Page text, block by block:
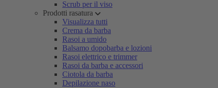
Scrub per il viso
Prodotti rasatura
Visualizza tutti
Crema da barba
Rasoi a umido
Balsamo dopobarba e lozioni
Rasoi elettrico e trimmer
Rasoi da barba e accessori
Ciotola da barba
Depilazione naso